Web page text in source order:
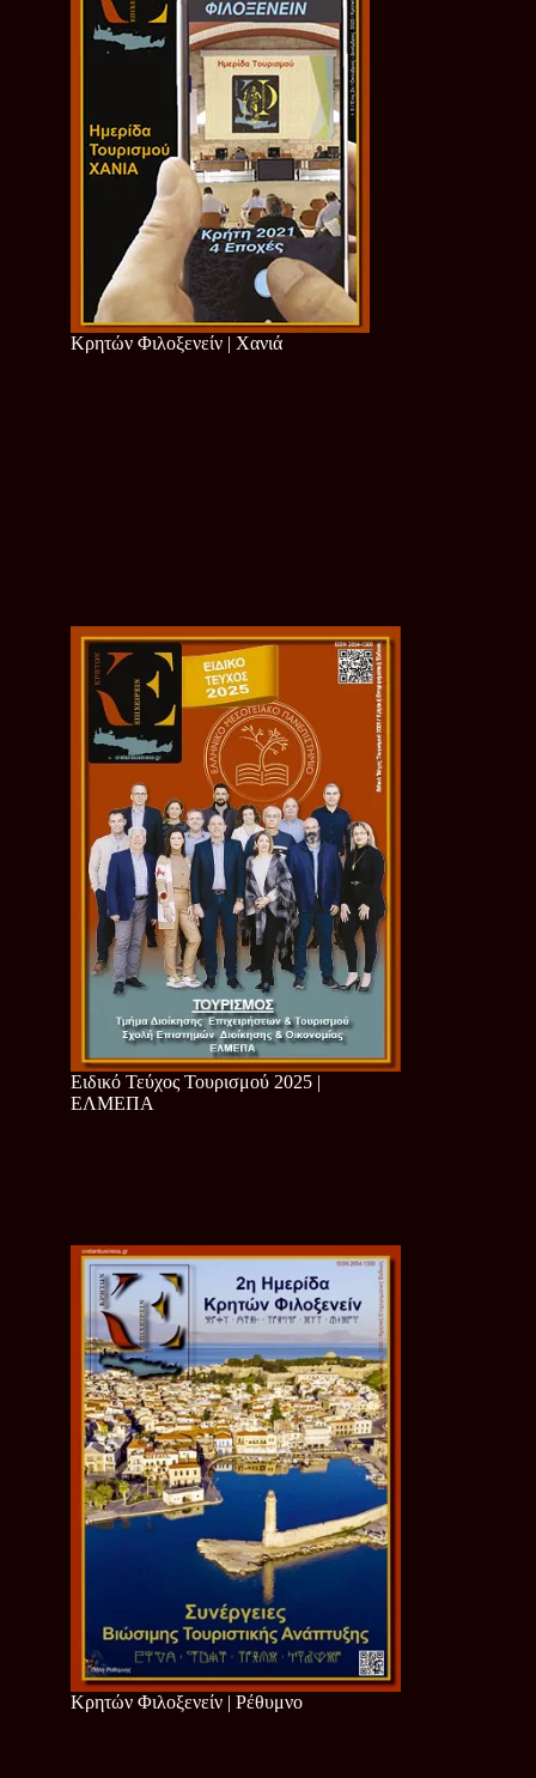
Κρητών Φιλοξενείν | Χανιά
Ειδικό Τεύχος Τουρισμού 2025 |
ΕΛΜΕΠΑ
Κρητών Φιλοξενείν | Ρέθυμνο